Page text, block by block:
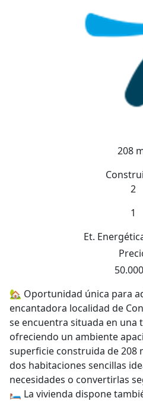
208
2
1
Et.
🏡 Oportunidad única para
encantadora localidad de
se encuentra situada en una
ofreciendo un ambiente
superficie construida de 208
dos habitaciones sencillas
necesidades o convertirlas
🛏️ La vivienda dispone